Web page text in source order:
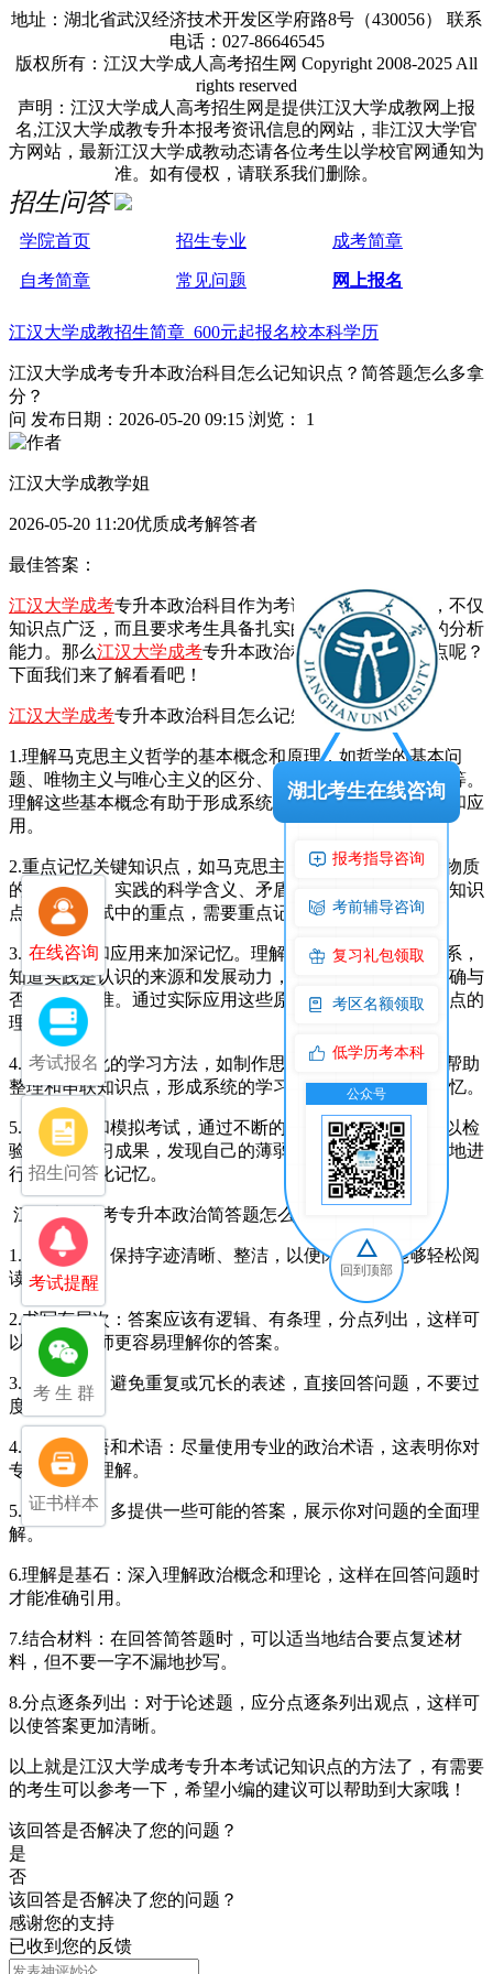
地址：湖北省武汉经济技术开发区学府路8号（430056） 联系
电话：027-86646545
版权所有：江汉大学成人高考招生网 Copyright 2008-2025 All
rights reserved
声明：江汉大学成人高考招生网是提供江汉大学成教网上报
名,江汉大学成教专升本报考资讯信息的网站，非江汉大学官
方网站，最新江汉大学成教动态请各位考生以学校官网通知为
准。如有侵权，请联系我们删除。
在线咨询
考试报名
招生问答
考试提醒
考 生 群
证书样本
湖北考生在线咨询
报考指导咨询
考前辅导咨询
复习礼包领取
考区名额领取
低学历考本科
公众号 交
回到顶部
招生问答
学院首页 招生专业 成考简章
自考简章 常见问题 网上报名
江汉大学成教招生简章 600元起报名校本科学历
江汉大学成考专升本政治科目怎么记知识点？简答题怎么多拿
分？
问 发布日期：2026-05-20 09:15 浏览： 1
江汉大学成教学姐
2026-05-20 11:20优质成考解答者
最佳答案：
江汉大学成考专升本政治科目作为考试的重要组成部分，不仅
知识点广泛，而且要求考生具备扎实的理论基础和良好的分析
能力。那么江汉大学成考专升本政治科目该如何记知识点呢？
下面我们来了解看看吧！
江汉大学成考专升本政治科目怎么记知识点？
1.‌理解马克思主义哲学的基本概念和原理‌，如哲学的基本问
题、唯物主义与唯心主义的区分、物质与意识的辩证关系等。
理解这些基本概念有助于形成系统的知识框架，便于记忆和应
用‌。
‌2.重点记忆关键知识点‌，如马克思主义哲学的研究对象、物质
的唯一特性、实践的科学含义、矛盾的基本属性等。这些知识
点是政治考试中的重点，需要重点记忆和理解‌。
3.‌通过实践和应用来加深记忆‌。理解实践与认识的辩证关系，
知道实践是认识的来源和发展动力，同时也是检验认识正确与
否的唯一标准。通过实际应用这些原理，可以加深对知识点的
理解和记忆‌。
4.‌采用系统化的学习方法‌，如制作思维导图或知识框架，帮助
整理和串联知识点，形成系统的学习材料，便于复习和记忆‌。
5.‌多做练习和模拟考试‌，通过不断的练习和模拟考试，可以检
验自己的学习成果，发现自己的薄弱环节，进而有针对性地进
行复习和强化记忆‌。
江汉大学成考专升本政治简答题怎么多拿分？
1.‌字迹工整‌：保持字迹清晰、整洁，以便阅卷老师能够轻松阅
读你的答案‌。
2.‌书写有层次‌：答案应该有逻辑、有条理，分点列出，这样可
以让阅卷老师更容易理解你的答案‌。
3.‌简要回答‌：避免重复或冗长的表述，直接回答问题，不要过
度展开‌。
4.‌使用书面语和术语‌：尽量使用专业的政治术语，这表明你对
专业知识的理解‌。
5.‌尽量多答‌：多提供一些可能的答案，展示你对问题的全面理
解‌。
6.‌理解是基石‌：深入理解政治概念和理论，这样在回答问题时
才能准确引用‌。
7.‌结合材料‌：在回答简答题时，可以适当地结合要点复述材
料，但不要一字不漏地抄写‌。
8.‌分点逐条列出‌：对于论述题，应分点逐条列出观点，这样可
以使答案更加清晰‌。
以上就是江汉大学成考专升本考试记知识点的方法了，有需要
的考生可以参考一下，希望小编的建议可以帮助到大家哦！
该回答是否解决了您的问题？
是
否
该回答是否解决了您的问题？
感谢您的支持
已收到您的反馈